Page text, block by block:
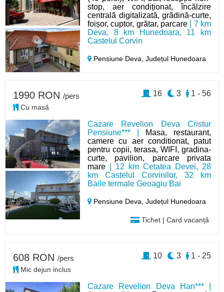
stop, aer condiționat, încălzire
centrală digitalizată, grădină-curte,
foișor, cuptor, grătar, parcare | 7 km
Deva, 8 km Hunedoara, 11 km
Castelul Corvin
Pensiune Deva,Județul Hunedoara
Cazare Revelion Deva Cristur
Pensiune*** |
Masa, restaurant,
camere cu aer conditionat, patut
pentru copii, terasa, WIFI, gradina-
curte, pavilion, parcare privata
mare | 12 km Cetatea Devei, 28
km Castelul Corvinilor, 32 km
Baile termale Geoagiu Bai
Pensiune Deva,Județul Hunedoara
Tichet | Card vacanță
1990 RON /pers
Cu masă
1 - 56
3
16
Cazare Revelion Deva Han*** |
608 RON /pers
Mic dejun inclus
1 - 25
3
10